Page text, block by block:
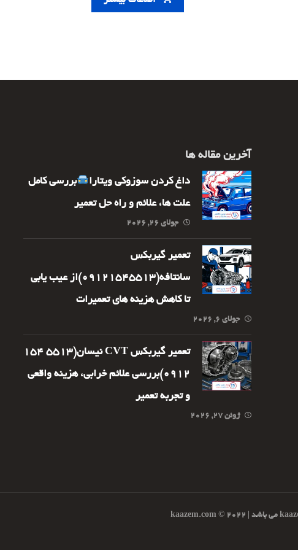
آخرین مقاله ها
داغ کردن سوزوکی ویتارا
بررسی کامل
علت ها، علائم و راه حل تعمیر
جولای ۲۶, ۲۰۲۶
تعمیر گیربکس
سانتافه(09121545513)از عیب یابی
تا کاهش هزینه های تعمیرات
جولای ۶, ۲۰۲۶
تعمیر گیربکس CVT نیسان(5513 154
0912)بررسی علائم خرابی، هزینه واقعی
و تجربه تعمیر
ژوئن ۲۷, ۲۰۲۶